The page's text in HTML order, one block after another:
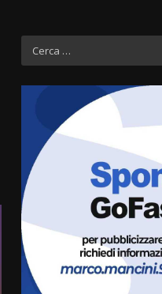
Ricerca
per:
6
Carta
piano
Fasano
6
Grazia
pronta